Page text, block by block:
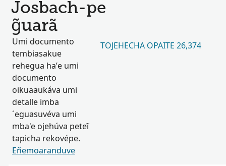
Josbach-pe
g̃uarã
Umi documento
tembiasakue
rehegua ha’e umi
documento
oikuaaukáva umi
detalle imba
´eguasuvéva umi
mba'e ojehúva peteĩ
tapicha rekovépe.
Eñemoaranduve
TOJEHECHA OPAITE 26,374